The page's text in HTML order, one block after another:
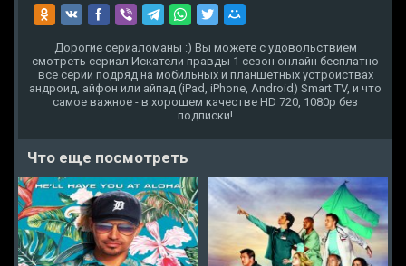
Дорогие сериаломаны :) Вы можете с удовольствием
смотреть сериал Искатели правды 1 сезон онлайн бесплатно
все серии подряд на мобильных и планшетных устройствах
андроид, айфон или айпад (iPad, iPhone, Android) Smart TV, и что
самое важное - в хорошем качестве HD 720, 1080p без
подписки!
Что еще посмотреть